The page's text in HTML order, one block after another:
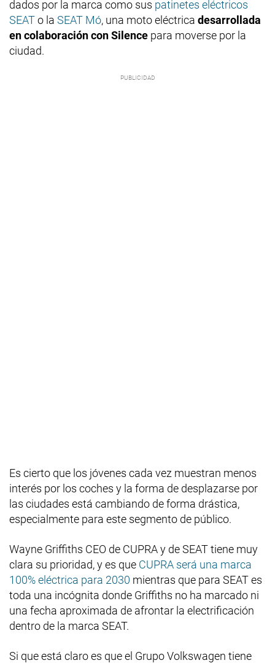
dados por la marca como sus patinetes eléctricos
SEATo la SEAT Mó, una moto eléctrica desarrollada
en colaboración con Silence para moverse por la
ciudad.
Es cierto que los jóvenes cada vez muestran menos
interés por los coches y la forma de desplazarse por
las ciudades está cambiando de forma drástica,
especialmente para este segmento de público.
Wayne Griffiths CEO de CUPRA y de SEAT tiene muy
clara su prioridad, y es que CUPRA será una marca
100% eléctrica para 2030 mientras que para SEAT es
toda una incógnita donde Griffiths no ha marcado ni
una fecha aproximada de afrontar la electrificación
dentro de la marca SEAT.
Si que está claro es que el Grupo Volkswagen tiene